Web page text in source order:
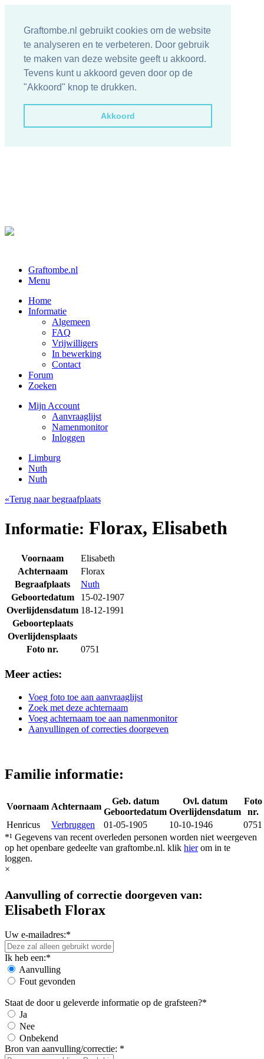
Graftombe.nl gebruikt cookies om de website
te analyseren en te verbeteren. Door gebruik
te maken van deze website geeft u akkoord.
Tevens kunt u akkoord geven door op de
"Akkoord" knop te drukken.
Akkoord
Graftombe.nl
Menu
Home
Informatie
Algemeen
FAQ
Vrijwilligers
In bewerking
Contact
Forum
Zoeken
Mijn Account
Aanvraaglijst
Namenmonitor
Inloggen
Limburg
Nuth
Nuth
«Terug naar begraafplaats
Informatie: Florax, Elisabeth
Voornaam
Elisabeth
Achternaam
Florax
Begraafplaats
Nuth
Geboortedatum
15-02-1907
Overlijdensdatum 18-12-1991
Geboorteplaats
Overlijdensplaats
Foto nr.
0751
Meer acties:
Voeg foto toe aan aanvraaglijst
Zoek met deze achternaam
Voeg achternaam toe aan namenmonitor
Aanvullingen of correcties doorgeven
Familie informatie:
Voornaam Achternaam
Geb. datum
Geboortedatum
Ovl. datum
Overlijdensdatum
Foto
nr.
Henricus
Verbruggen 01-05-1905 10-10-1946
0751
*¹ Gegevens van recent overleden personen worden niet weergeven
op het openbare gedeelte van graftombe.nl. klik hierom in te
loggen.
×
Aanvulling of correctie doorgeven van:
Elisabeth Florax
Uw e-mailadres:*
Ik heb een:*
Aanvulling
Fout gevonden
Staat de door u geleverde informatie op de grafsteen?*
Ja
Nee
Onbekend
Bron van aanvulling/correctie: *